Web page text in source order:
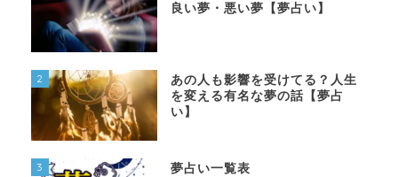
良い夢・悪い夢【夢占い】
2
あの人も影響を受けてる？人生
を変える有名な夢の話【夢占
い】
3 夢占い一覧表